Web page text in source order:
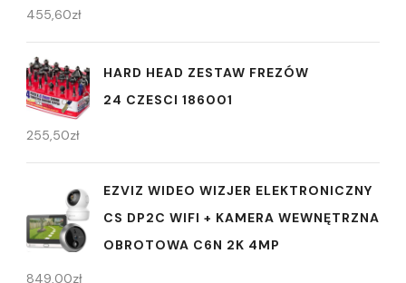
455,60zł
HARD HEAD ZESTAW FREZÓW
24 CZESCI 186001
255,50zł
EZVIZ WIDEO WIZJER ELEKTRONICZNY
CS DP2C WIFI + KAMERA WEWNĘTRZNA
OBROTOWA C6N 2K 4MP
849,00zł